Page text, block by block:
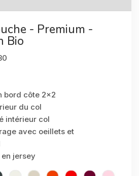
- Premium -
Bio
bord côte 2x2
du col
intérieur col
avec oeillets et
jersey